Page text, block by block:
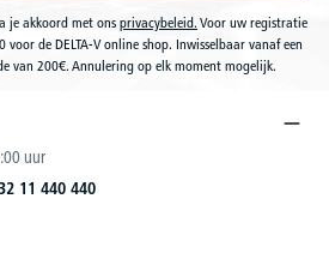
je akkoord met ons privacybeleid. Voor uw registratie
de DELTA-V online shop. Inwisselbaar vanaf een
van 200€. Annulering op elk moment mogelijk.
uur
11 440 440